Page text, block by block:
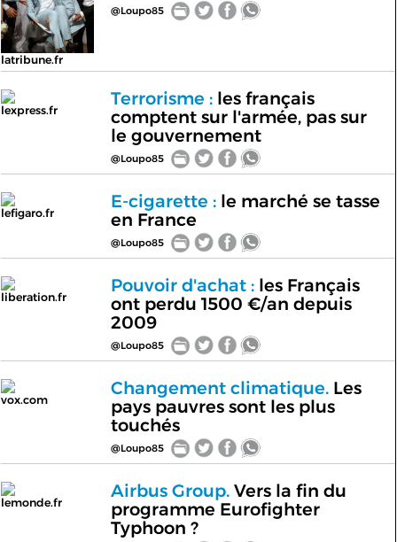
latribune.fr
@Loupo85
lexpress.fr
Terrorisme :les français
comptent sur l'armée, pas sur
le gouvernement
@Loupo85
lefigaro.fr
E-cigarette :le marché se tasse
en France
@Loupo85
liberation.fr
Pouvoir d'achat :les Français
ont perdu 1500 €/an depuis
2009
@Loupo85
vox.com
Changement climatique.Les
pays pauvres sont les plus
touchés
@Loupo85
lemonde.fr
Airbus Group.Vers la fin du
programme Eurofighter
Typhoon ?